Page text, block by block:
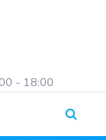
- 18:00